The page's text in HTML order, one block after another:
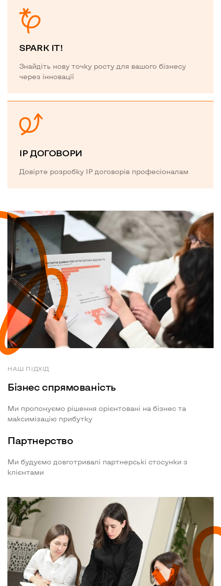
SPARK IT!
Знайдіть нову точку росту для вашого бізнесу
через інновації
IP ДОГОВОРИ
Довірте розробку IP договорів професіоналам
НАШ ПІДХІД
Бізнес спрямованість
Ми пропонуємо рішення орієнтовані на бізнес та
максимізацію прибутку
Партнерство
Ми будуємо довготривалі партнерські стосунки з
клієнтами